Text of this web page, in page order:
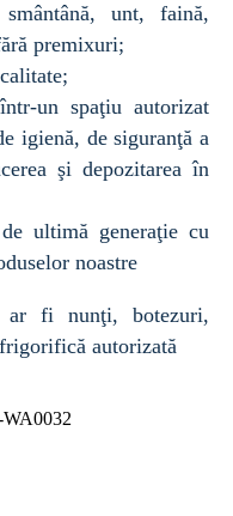
unt, faină,
premixuri;
un spaţiu autorizat
igienă, de siguranţă a
şi depozitarea în
ultimă generaţie cu
noastre
ar fi nunţi, botezuri,
autorizată